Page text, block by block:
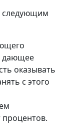
следующим
дающее
оказывать
с этого
процентов.